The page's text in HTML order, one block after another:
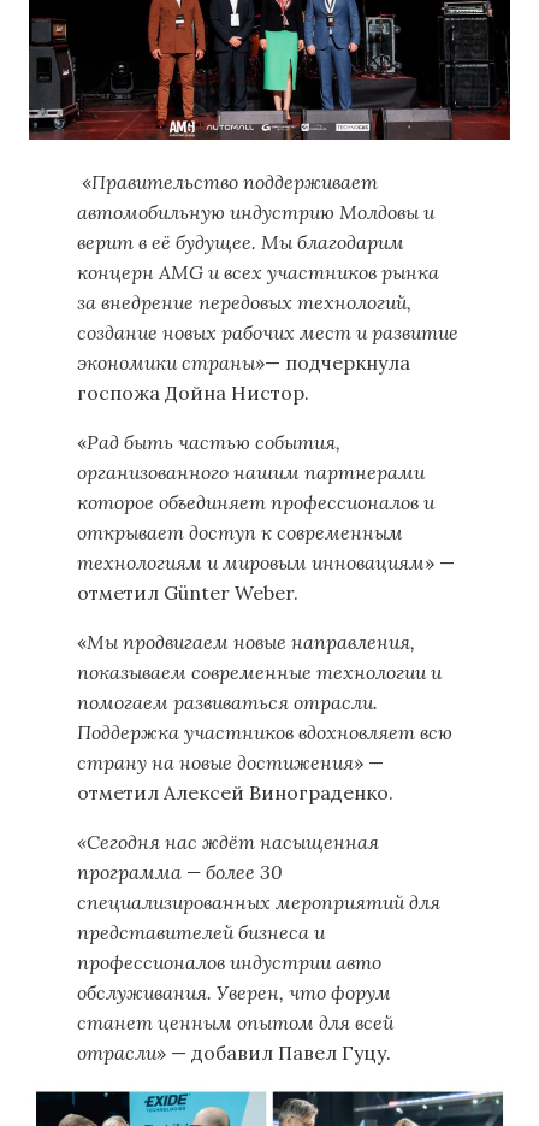
«Правительство поддерживает
автомобильную индустрию Молдовы и
верит в её будущее. Мы благодарим
концерн AMG и всех участников рынка
за внедрение передовых технологий,
создание новых рабочих мест и развитие
экономики страны»— подчеркнула
госпожа Дойна Нистор.
«Рад быть частью события,
организованного нашим партнерами
которое объединяет профессионалов и
открывает доступ к современным
технологиям и мировым инновациям» —
отметил Günter Weber.
«Мы продвигаем новые направления,
показываем современные технологии и
помогаем развиваться отрасли.
Поддержка участников вдохновляет всю
страну на новые достижения» —
отметил Алексей Винограденко.
«Сегодня нас ждёт насыщенная
программа — более 30
специализированных мероприятий для
представителей бизнеса и
профессионалов индустрии авто
обслуживания. Уверен, что форум
станет ценным опытом для всей
отрасли» — добавил Павел Гуцу.